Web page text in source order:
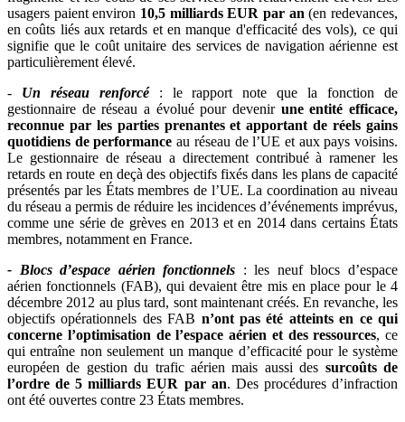
usagers paient environ 10,5 milliards EUR par an (en redevances,
en coûts liés aux retards et en manque d'efficacité des vols), ce qui
signifie que le coût unitaire des services de navigation aérienne est
particulièrement élevé.
- Un réseau renforcé: le rapport note que la fonction de
gestionnaire de réseau a évolué pour devenir une entité efficace,
reconnue par les parties prenantes et apportant de réels gains
quotidiens de performance au réseau de l’UE et aux pays voisins.
Le gestionnaire de réseau a directement contribué à ramener les
retards en route en deçà des objectifs fixés dans les plans de capacité
présentés par les États membres de l’UE. La coordination au niveau
du réseau a permis de réduire les incidences d’événements imprévus,
comme une série de grèves en 2013 et en 2014 dans certains États
membres, notamment en France.
- Blocs d’espace aérien fonctionnels : les neuf blocs d’espace
aérien fonctionnels (FAB), qui devaient être mis en place pour le 4
décembre 2012 au plus tard, sont maintenant créés. En revanche, les
objectifs opérationnels des FAB n’ont pas été atteints en ce qui
concerne l’optimisation de l’espace aérien et des ressources, ce
qui entraîne non seulement un manque d’efficacité pour le système
européen de gestion du trafic aérien mais aussi des surcoûts de
l’ordre de 5 milliards EUR par an. Des procédures d’infraction
ont été ouvertes contre 23 États membres.